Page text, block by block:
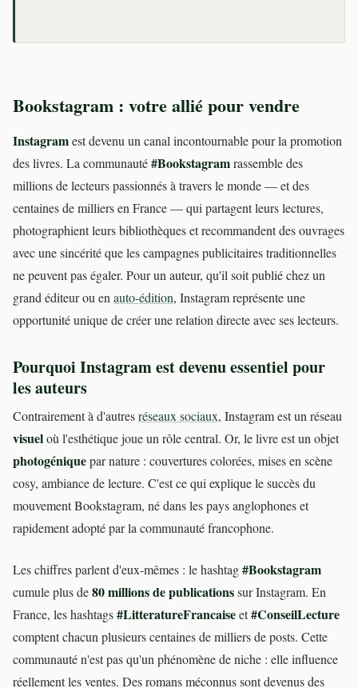
Bookstagram : votre allié pour vendre
Instagramest devenu un canal incontournable pour la promotion
des livres. La communauté#Bookstagramrassemble des
millions de lecteurs passionnés à travers le monde — et des
centaines de milliers en France — qui partagent leurs lectures,
photographient leurs bibliothèques et recommandent des ouvrages
avec une sincérité que les campagnes publicitaires traditionnelles
ne peuvent pas égaler. Pour un auteur, qu'il soit publié chez un
grand éditeur ou enauto-édition, Instagram représente une
opportunité unique de créer une relation directe avec ses lecteurs.
Pourquoi Instagram est devenu essentiel pour
les auteurs
Contrairement à d'autresréseaux sociaux, Instagram est un réseau
visueloù l'esthétique joue un rôle central. Or, le livre est un objet
photogéniquepar nature : couvertures colorées, mises en scène
cosy, ambiance de lecture. C'est ce qui explique le succès du
mouvement Bookstagram, né dans les pays anglophones et
rapidement adopté par la communauté francophone.
Les chiffres parlent d'eux-mêmes : le hashtag#Bookstagram
cumule plus de80 millions de publicationssur Instagram. En
France, les hashtags#LitteratureFrancaiseet#ConseilLecture
comptent chacun plusieurs centaines de milliers de posts. Cette
communauté n'est pas qu'un phénomène de niche : elle influence
réellement les ventes. Des romans méconnus sont devenus des